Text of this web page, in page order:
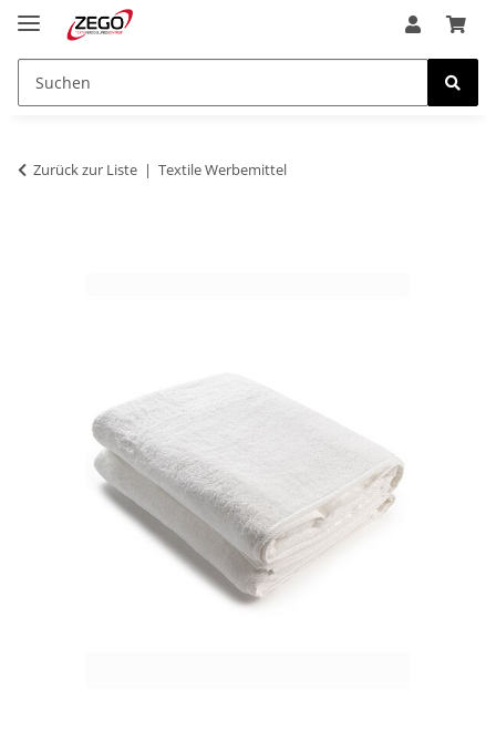
Zurück zur Liste Textile Werbemittel